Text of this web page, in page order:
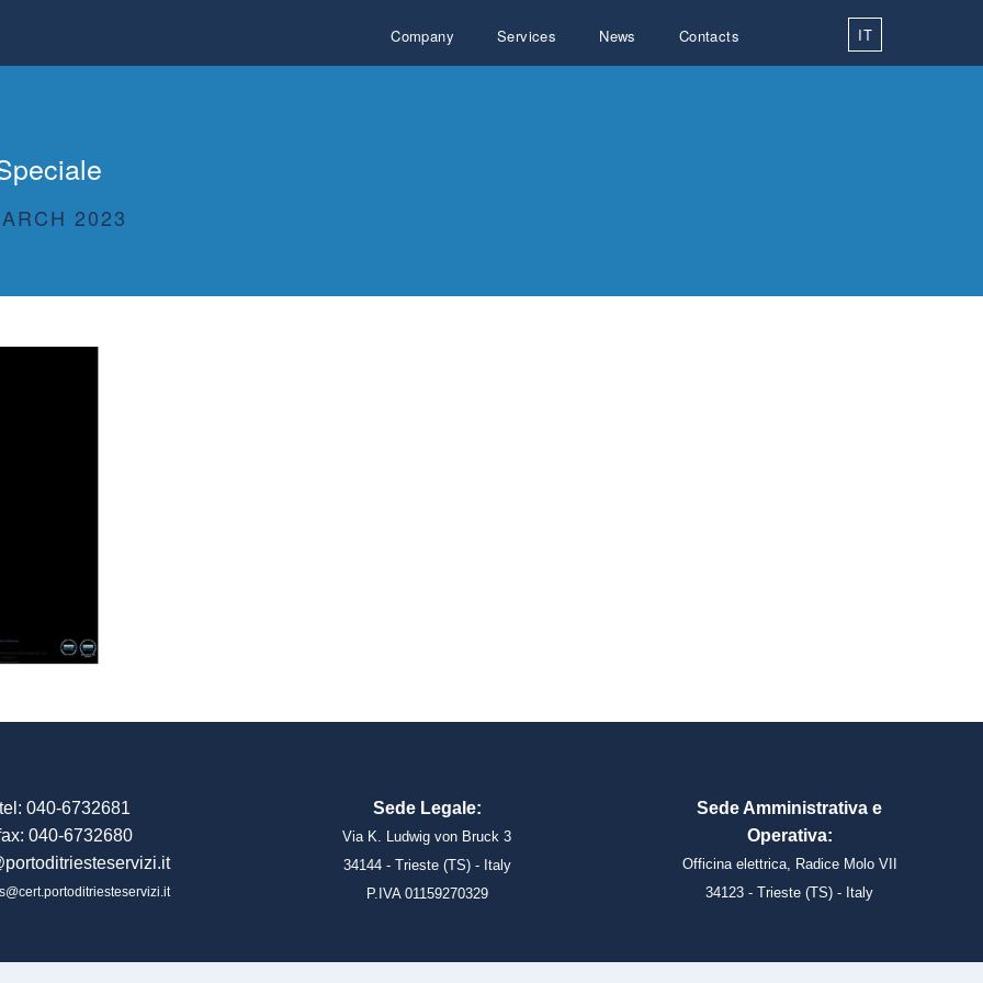
Company Services News Contacts IT
2023
tel: 040-6732681
040-6732680
Sede Legale:
Via K. Ludwig von Bruck 3
34144 - Trieste (TS) - Italy
P.IVA 01159270329
Sede Amministrativa e
Operativa:
Officina elettrica, Radice Molo VII
34123 - Trieste (TS) - Italy